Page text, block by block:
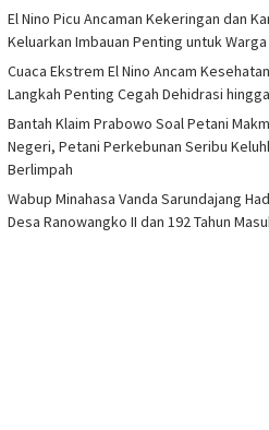
El Nino Picu Ancaman Kekeringan dan
Keluarkan Imbauan Penting untuk Warga
Cuaca Ekstrem El Nino Ancam
Langkah Penting Cegah Dehidrasi
Bantah Klaim Prabowo Soal Petani
Negeri, Petani Perkebunan Seribu
Berlimpah
Wabup Minahasa Vanda Sarundajang
Desa Ranowangko II dan 192 Tahun